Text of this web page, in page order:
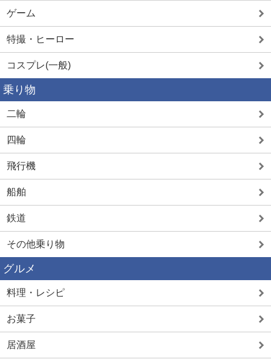
ゲーム
特撮・ヒーロー
コスプレ(一般)
乗り物
二輪
四輪
飛行機
船舶
鉄道
その他乗り物
グルメ
料理・レシピ
お菓子
居酒屋